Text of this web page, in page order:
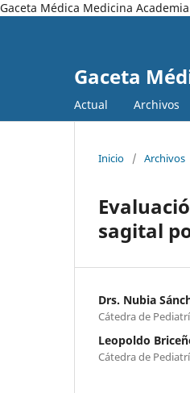
Gaceta Médica Medicina
Gaceta
Actual Archivos
Inicio / Archivos
sagital
Drs. Nubia
Cátedra de
Leopoldo
Cátedra de